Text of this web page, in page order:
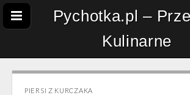
Pychotka.pl –
Kulinarne
PIERSI Z KURCZAKA